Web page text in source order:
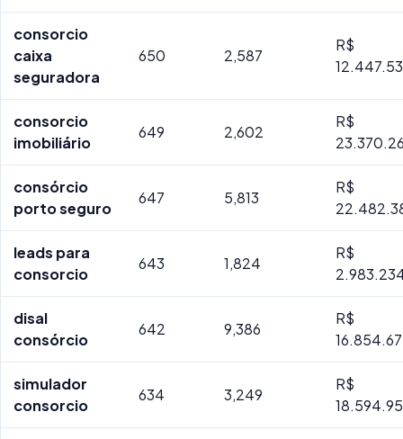
consorcio
caixa
seguradora
650 2,587
R$
consorcio
imobiliário
649 2,602
R$
consórcio
porto seguro
647 5,813
R$
leads para
consorcio
643 1,824
R$
disal
consórcio
642 9,386
R$
simulador
consorcio
634 3,249
R$